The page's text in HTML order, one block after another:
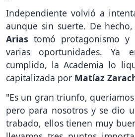
Independiente volvió a
aunque sin suerte. De
Arias tomó protagonismo y
varias oportunidades. Ya
cumplido, la Academia lo
capitalizada por Matíaz
"Es un gran triunfo,
pero para nosotros y se dio
trabado, ellos tienen muy